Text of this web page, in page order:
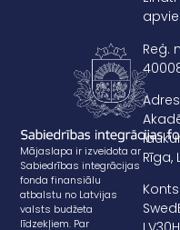
Mājaslapa ir izveidota ar
Sabiedrības integrācijas
fonda finansiālu
atbalstu no Latvijas
valsts budžeta
līdzekļiem. Par
Reģ.
Rīga,